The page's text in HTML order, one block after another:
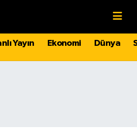
Yayın Ekonomi Dünya